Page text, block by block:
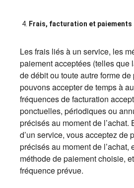
Frais, facturation et paiements
Les frais liés à un service, les
paiement acceptées (telles que
de débit ou toute autre forme
pouvons accepter de temps à
fréquences de facturation
ponctuelles, périodiques ou
précisés au moment de l’achat.
d’un service, vous acceptez de
précisés au moment de l’achat,
méthode de paiement choisie,
fréquence prévue.